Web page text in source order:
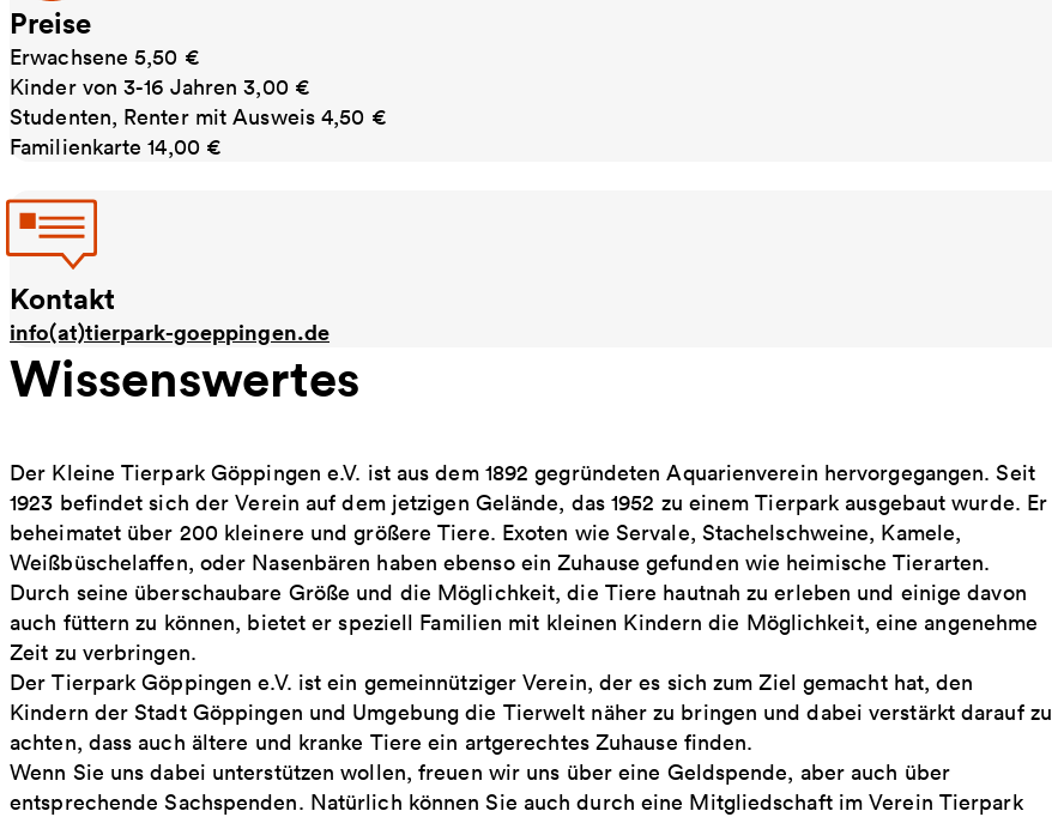
Preise
Erwachsene 5,50 €
Kinder von 3-16 Jahren 3,00 €
Studenten, Renter mit Ausweis 4,50 €
Familienkarte 14,00 €
Kontakt
info(at)tierpark-goeppingen.de
Wissenswertes
Der Kleine Tierpark Göppingen e.V. ist aus dem 1892 gegründeten Aquarienverein hervorgegangen. Seit
1923 befindet sich der Verein auf dem jetzigen Gelände, das 1952 zu einem Tierpark ausgebaut wurde. Er
beheimatet über 200 kleinere und größere Tiere. Exoten wie Servale, Stachelschweine, Kamele,
Weißbüschelaffen, oder Nasenbären haben ebenso ein Zuhause gefunden wie heimische Tierarten.
Durch seine überschaubare Größe und die Möglichkeit, die Tiere hautnah zu erleben und einige davon
auch füttern zu können, bietet er speziell Familien mit kleinen Kindern die Möglichkeit, eine angenehme
Zeit zu verbringen.
Der Tierpark Göppingen e.V. ist ein gemeinnütziger Verein, der es sich zum Ziel gemacht hat, den
Kindern der Stadt Göppingen und Umgebung die Tierwelt näher zu bringen und dabei verstärkt darauf zu
achten, dass auch ältere und kranke Tiere ein artgerechtes Zuhause finden.
Wenn Sie uns dabei unterstützen wollen, freuen wir uns über eine Geldspende, aber auch über
entsprechende Sachspenden. Natürlich können Sie auch durch eine Mitgliedschaft im Verein Tierpark